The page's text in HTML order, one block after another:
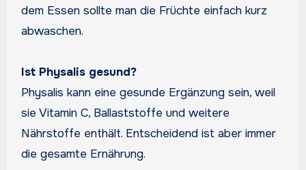
dem Essen sollte man die Früchte einfach kurz
abwaschen.
Ist Physalis gesund?
Physalis kann eine gesunde Ergänzung sein, weil
sie Vitamin C, Ballaststoffe und weitere
Nährstoffe enthält. Entscheidend ist aber immer
die gesamte Ernährung.